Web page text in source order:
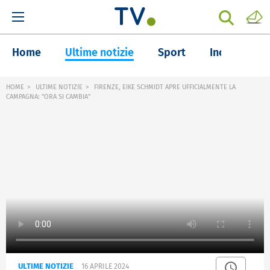
Home Ultime notizie Sport Inchieste
HOME ULTIME NOTIZIE
FIRENZE, EIKE SCHMIDT APRE UFFICIALMENTE LA
CAMPAGNA: "ORA SI CAMBIA"
ULTIME NOTIZIE 16 APRILE 2024